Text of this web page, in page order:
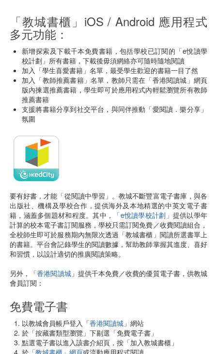
「教城書櫃」iOS / Android 應用程式
多元功能：
新增探索及下載千本免費書籍，包括學校已訂閱的「e悅讀學
校計劃」所有書籍，下載後毋須網絡亦可隨時隨地閱讀
加入「學生喜愛書籍」名單，最受學生歡迎的書籍一目了然
加入「教師推薦書籍」名單，教師只需在「香港閱讀城」網頁
版內揀選推薦書籍，學生即可於應用程式內輕鬆瀏覽所有教師
推薦書籍
支援將書籍分享到社交平台，與同伴推動「愛閱讀．樂分享」
氛圍
要有好書，才能「從閱讀中學習」。教城不斷豐富電子書庫，與各
出版社、機構及學校合作，提供海外及本地精選的中英文電子書
籍，涵蓋多個題材和程度。其中，
「e悅讀學校計劃」 提供以學年
計算的校本電子書訂閱服務，學校只需訂閱免費／收費閱讀組合，
全校師生即可於服務期內無限次透過「教城書櫃」閱讀所選書單上
的書籍。平台會記錄學生的閱讀數據，幫助教師掌握其進度、喜好
和習慣，以設計適切的推廣閱讀策略。
另外，「香港閱讀城」提供千本免費／收費的優質電子書，供教城
會員訂閱：
免費電子書
以教城會員帳戶登入「香港閱讀城 」網站
於「按藏書類型瀏覽」下剔選「免費電子書」
點選電子書以進入該書介紹頁，按「加入教城書櫃」
於 「教城書櫃」網頁或流動應用程式閱讀